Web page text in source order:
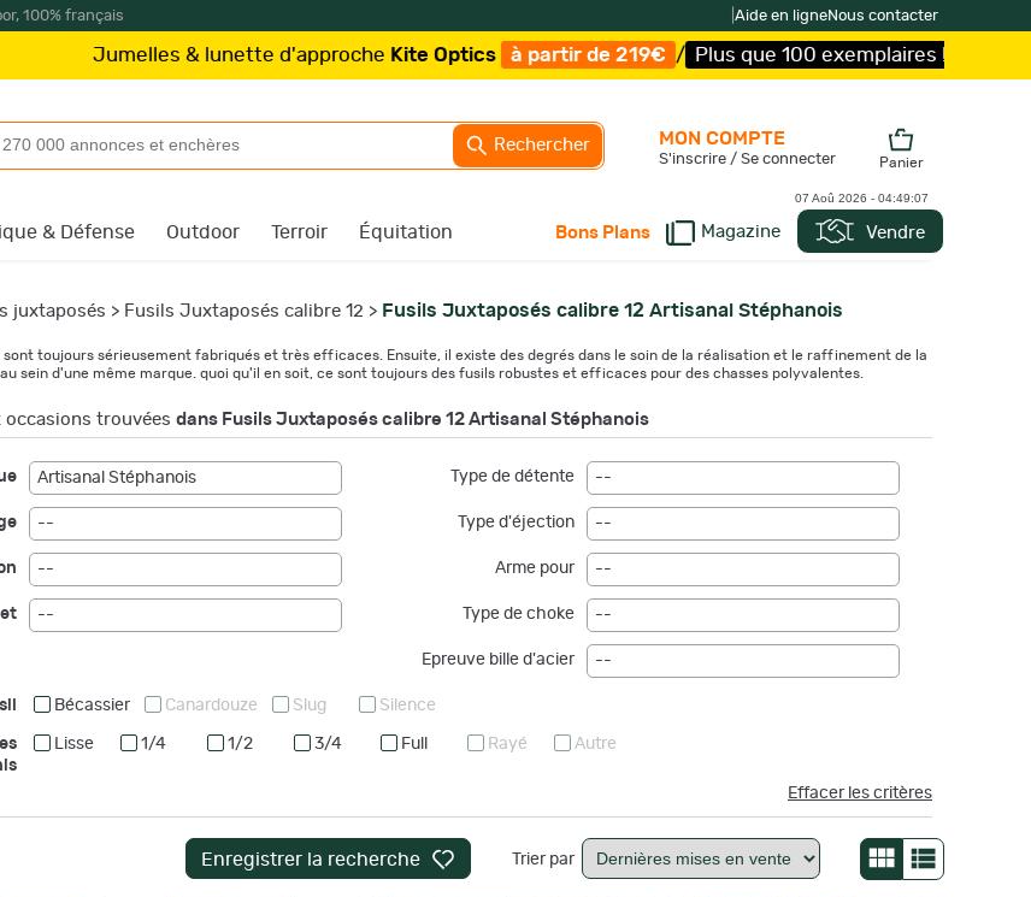
100% français Aide en ligneNous contacter
d'approcheKite Optics à partir de 219€ / Plus que 100 exemplaires ! /Livraison offerte et
Rechercher
& Défense Outdoor Terroir Équitation Bons Plans Magazine Vendre
MON COMPTE
S'inscrire / Se connecter Panier
07 Aoû 2026 - 04:49:08
juxtaposés > Fusils Juxtaposés calibre 12 > Fusils Juxtaposés calibre 12 Artisanal Stéphanois
sont toujours sérieusement fabriqués et très efficaces. Ensuite, il existe des degrés dans le soin de la réalisation et le raffinement de la
sein d'une même marque. quoi qu'il en soit, ce sont toujours des fusils robustes et efficaces pour des chasses polyvalentes.
trouvées dans Fusils Juxtaposés calibre 12 Artisanal Stéphanois
Artisanal Stéphanois
--
--
--
Type de détente --
Type d'éjection --
Arme pour --
Type de choke --
Epreuve bille d'acier --
Bécassier Canardouze Slug Silence
Lisse 1/4 1/2 3/4 Full Rayé Autre
Effacer les critères
Enregistrer la recherche Trier par